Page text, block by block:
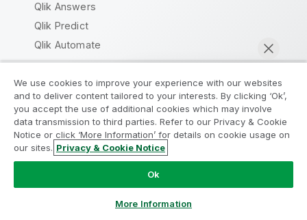
Qlik Answers
Qlik Predict
Qlik Automate
Waarom Qlik?
Waarom Qlik
Vertrouwen en beveiliging
Vertrouwen en privacy
Waarom Qlik voor AI
Neem deel aan het Analytics
Modernization Program
Moderniseer zonder uw waardevolle QlikView-apps op
het spel te zetten met het Analytics Modernization
Program.
ampquestions@qlik.com
We use cookies to improve your experience with our websites
and to deliver content tailored to your interests. By clicking ‘Ok’,
you accept the use of additional cookies which may involve
data transmission to third parties. Refer to our Privacy & Cookie
Notice or click ‘More Information’ for details on cookie usage on
our sites. Privacy & Cookie Notice
Ok
More Information